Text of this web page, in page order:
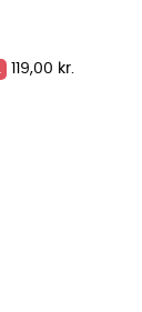
Pris
119,00 kr.